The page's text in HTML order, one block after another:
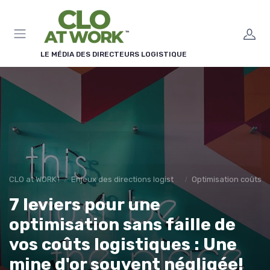
LE MÉDIA DES DIRECTEURS LOGISTIQUE
CLO at WORK ! Enjeux des directions logistiques Optimisation coûts
7 leviers pour une
optimisation sans faille de
vos coûts logistiques : Une
mine d'or souvent négligée!
Panneau de gestion des cookies